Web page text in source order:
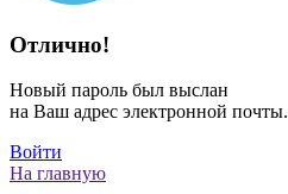
Отлично!
Новый пароль был выслан
на Ваш адрес электронной почты.
Войти
На главную